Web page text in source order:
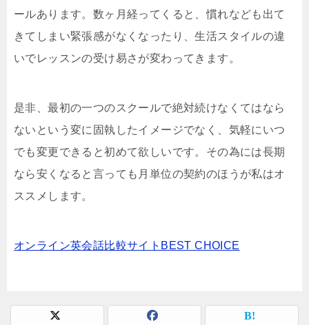
ールあります。数ヶ月経ってくると、慣れなども出て
きてしまい緊張感がなくなったり、生活スタイルの違
いでレッスンの受け易さが変わってきます。
是非、最初の一つのスクールで絶対続けなくてはなら
ないという変に固執したイメージでなく、気軽にいつ
でも変更できると初めて欲しいです。その為には長期
なら安くなると言っても月単位の契約のほうが私はオ
ススメします。
オンライン英会話比較サイトBEST CHOICE